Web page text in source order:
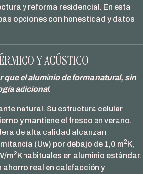
y reforma residencial. En esta
opciones con honestidad y datos
Y ACÚSTICO
que el aluminio de forma natural, sin
adicional.
natural. Su estructura celular
y mantiene el fresco en verano.
de alta calidad alcanzan
(Uw) por debajo de 1,0 m2K,
m2K habituales en aluminio estándar.
ahorro real en calefacción y